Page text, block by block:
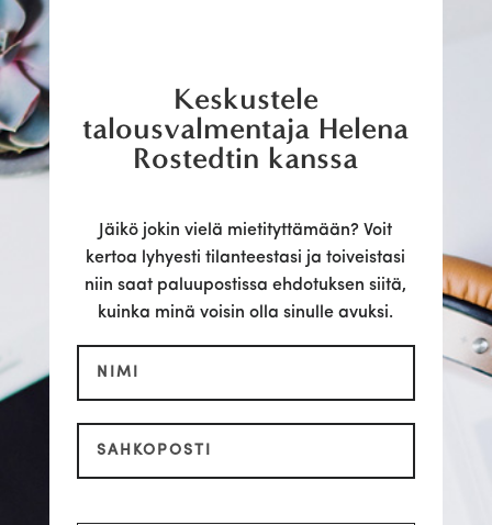
Keskustele
talousvalmentaja Helena
Rostedtin kanssa
Jäikö jokin vielä mietityttämään? Voit
kertoa lyhyesti tilanteestasi ja toiveistasi
niin saat paluupostissa ehdotuksen siitä,
kuinka minä voisin olla sinulle avuksi.